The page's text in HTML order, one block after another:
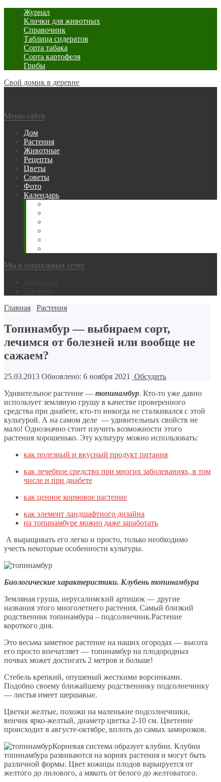
Журнал
Клички для животных
Справочник
Таблица сидератов
Сорта табака
Сорта картофеля
Грибы
Свой домик в деревне
Меню сайта
Дом
Растения
Животные
Рецепты
Цветы
Советы
Фото
Календарь
Мы в социальных сетях
Главная
Растения
Топинамбур — выбираем сорт,
лечимся от болезней или вообще не
сажаем?
25.03.2013 Обновлено: 6 ноября 2021
Обсудить
Удивительное растение — топинамбур. Кто-то уже давно
использует земляную грушу в качестве проверенного
средства при диабете, кто-то никогда не сталкивался с этой
культурой. А на самом деле — удивительных свойств не
мало! Однозначно стоит изучить возможности этого
растения хорошенько. Эту культуру можно использовать:
как полезный и вкусный продукт питания
как лечебное средство при многих заболеваниях, в том
числе и при диабете
как ценное кормовое растение
как элемент ландшафтного дизайна
на топинамбуре можно даже заработать
А выращивать его легко и просто, только необходимо
учесть некоторые особенности культуры.
Биологические характеристики. Клубень топинамбура
Земляная груша, иерусалимский артишок — другие
названия этого многолетнего растения. Самый близкий
родственник топинамбура – подсолнечник.Растение
короткого дня.
Это весьма заметное растение на наших огородах — высота
его просто впечатляет — топинамбур на плодородных
почвах может достигать 2 метров и больше!
Стебель крепкий, опушеный жесткими ворсинками.
Подобно своему ближайшему родственнику подсолнечнику
— листья имеет шершавые.
Цветки желтые, похожи на маленькие подсолнечники,
венчик ярко-желтый, диаметр цветка 2-10 см. Цветение
происходит в августе-октябре, вплоть до самых заморозков.
Корневая система образует клубни. Клубни
топинамбура развиваются на корнях растения и могут быть
различной формы. Цвет кожицы плодов варьируется от
желтого до лилового, а мякоть от белого до желтоватого.